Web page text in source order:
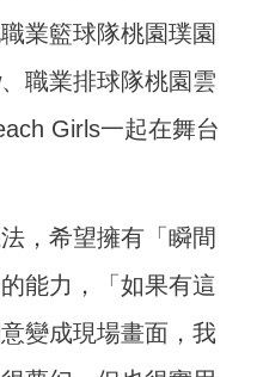
業籃球隊桃園璞園
職業排球隊桃園雲
Girls一起在舞台
，希望擁有「瞬間
能力，「如果有這
變成現場畫面，我